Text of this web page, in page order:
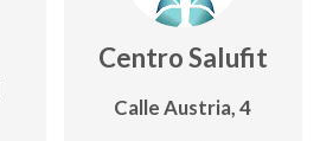
Centro Salufit
Calle Austria, 4